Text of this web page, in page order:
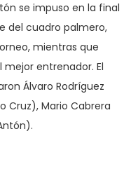
se impuso en la final
del cuadro palmero,
mientras que
mejor entrenador. El
Álvaro Rodríguez
Cruz), Mario Cabrera